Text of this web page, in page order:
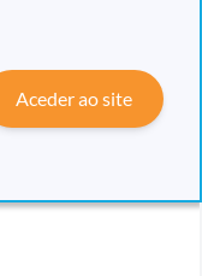
Aceder ao site